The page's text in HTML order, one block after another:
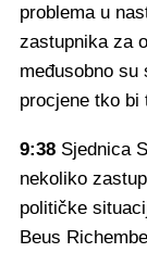
problema u
zastupnika za
međusobno su
procjene tko bi
9:38 Sjednica
nekoliko
političke
Beus